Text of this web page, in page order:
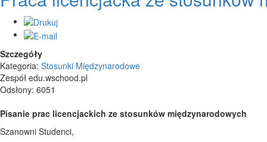
Szczegóły
Kategoria: Stosunki Międzynarodowe
Zespół edu.wschood.pl
Odsłony: 6051
Pisanie prac licencjackich ze stosunków międzynarodowych
Szanowni Studenci,